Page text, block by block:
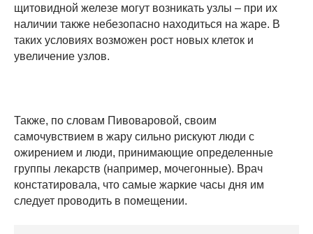
щитовидной железе могут возникать узлы – при их
наличии также небезопасно находиться на жаре. В
таких условиях возможен рост новых клеток и
увеличение узлов.
Также, по словам Пивоваровой, своим
самочувствием в жару сильно рискуют люди с
ожирением и люди, принимающие определенные
группы лекарств (например, мочегонные). Врач
констатировала, что самые жаркие часы дня им
следует проводить в помещении.